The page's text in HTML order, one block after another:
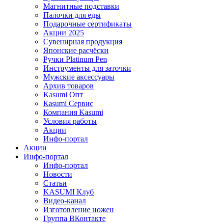
Магнитные подставки
Палочки для еды
Подарочные сертификаты
Акции 2025
Сувенирная продукция
Японские расчёски
Ручки Platinum Pen
Инструменты для заточки
Мужские аксессуары
Архив товаров
Kasumi Опт
Кasumi Сервис
Компания Kasumi
Условия работы
Акции
Инфо-портал
Акции
Инфо-портал
Инфо-портал
Новости
Статьи
KASUMI Клуб
Видео-канал
Изготовление ножен
Группа ВКонтакте